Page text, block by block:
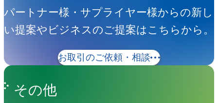
パートナー様・サプライヤー様からの新し
い提案やビジネスのご提案はこちらから。
お取引のご依頼・相談
その他